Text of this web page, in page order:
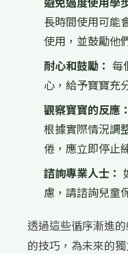
長時間使用可能
使用，並鼓勵他
耐心和鼓勵： 每
心，給予寶寶充
觀察寶寶的反應：
根據實際情況調
倦，應立即停止
諮詢專業人士：
慮，請諮詢兒童
透過這些循序漸進
的技巧，為未來的